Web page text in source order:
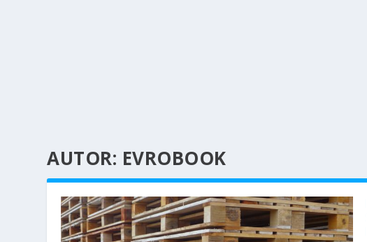
AUTOR: EVROBOOK